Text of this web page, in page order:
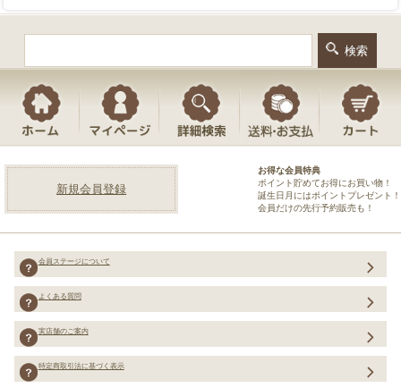
新規会員登録
お得な会員特典
ポイント貯めてお得にお買い物！
誕生日月にはポイントプレゼント！
会員だけの先行予約販売も！
会員ステージについて
よくある質問
実店舗のご案内
特定商取引法に基づく表示